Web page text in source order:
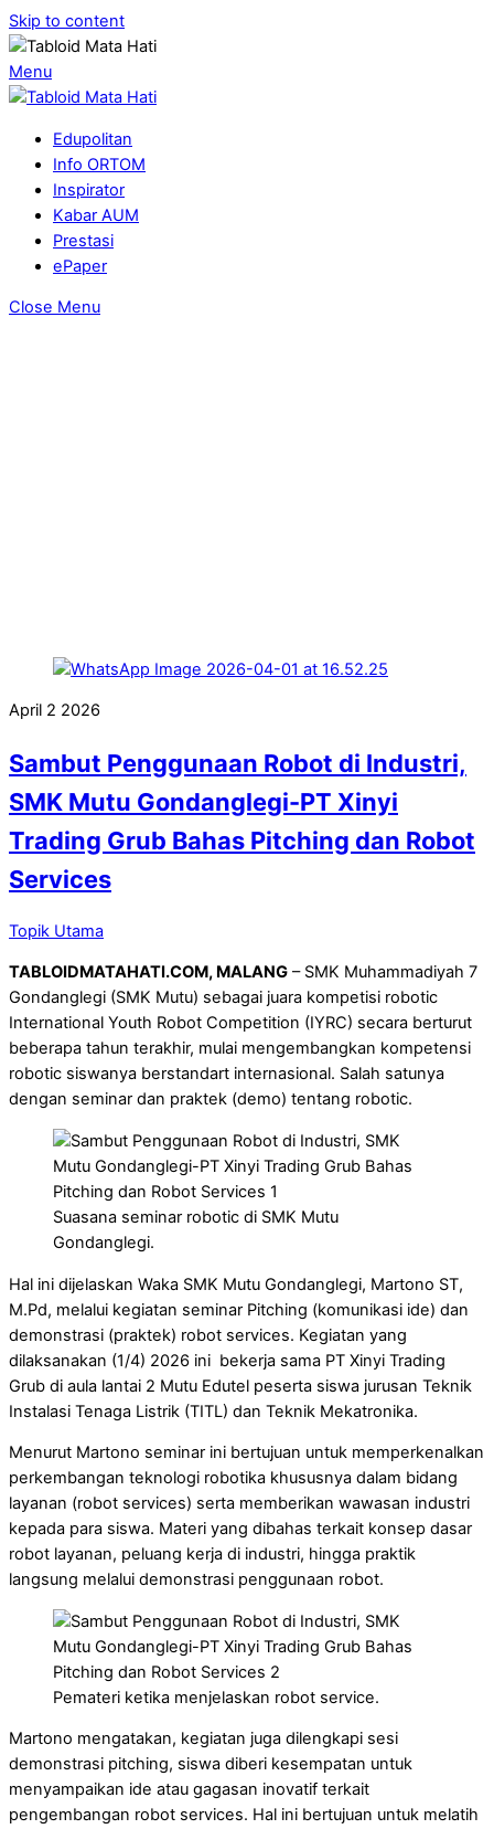
Skip to content
Menu
Edupolitan
Info ORTOM
Inspirator
Kabar AUM
Prestasi
ePaper
Close Menu
April 2 2026
Sambut Penggunaan Robot di Industri,
SMK Mutu Gondanglegi-PT Xinyi
Trading Grub Bahas Pitching dan Robot
Services
Topik Utama
TABLOIDMATAHATI.COM, MALANG – SMK Muhammadiyah 7
Gondanglegi (SMK Mutu) sebagai juara kompetisi robotic
International Youth Robot Competition (IYRC) secara berturut
beberapa tahun terakhir, mulai mengembangkan kompetensi
robotic siswanya berstandart internasional. Salah satunya
dengan seminar dan praktek (demo) tentang robotic.
Suasana seminar robotic di SMK Mutu
Gondanglegi.
Hal ini dijelaskan Waka SMK Mutu Gondanglegi, Martono ST,
M.Pd, melalui kegiatan seminar Pitching (komunikasi ide) dan
demonstrasi (praktek) robot services. Kegiatan yang
dilaksanakan (1/4) 2026 ini bekerja sama PT Xinyi Trading
Grub di aula lantai 2 Mutu Edutel peserta siswa jurusan Teknik
Instalasi Tenaga Listrik (TITL) dan Teknik Mekatronika.
Menurut Martono seminar ini bertujuan untuk memperkenalkan
perkembangan teknologi robotika khususnya dalam bidang
layanan (robot services) serta memberikan wawasan industri
kepada para siswa. Materi yang dibahas terkait konsep dasar
robot layanan, peluang kerja di industri, hingga praktik
langsung melalui demonstrasi penggunaan robot.
Pemateri ketika menjelaskan robot service.
Martono mengatakan, kegiatan juga dilengkapi sesi
demonstrasi pitching, siswa diberi kesempatan untuk
menyampaikan ide atau gagasan inovatif terkait
pengembangan robot services. Hal ini bertujuan untuk melatih